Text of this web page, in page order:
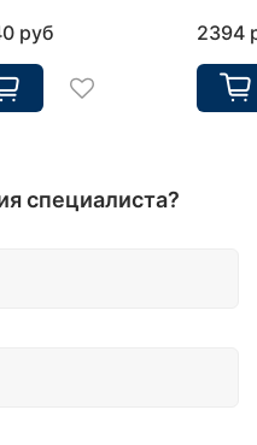
руб 2394
специалиста?